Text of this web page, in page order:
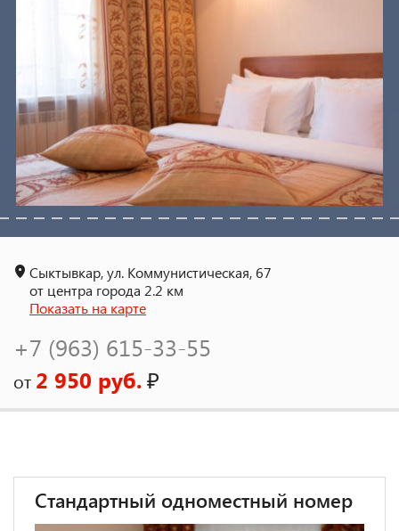
Сыктывкар, ул. Коммунистическая, 67
от центра города 2.2 км
Показать на карте
+7 (963) 615-33-55
от 2 950 руб.₽
Стандартный одноместный номер